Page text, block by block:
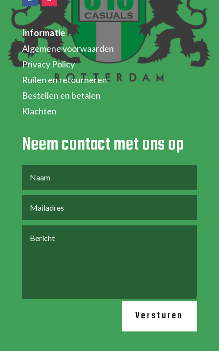
Informatie
Algemene voorwaarden
Privacy Policy
Ruilen en retourneren
Bestellen en betalen
Klachten
Neem contact met ons op
Versturen